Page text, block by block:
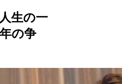
生の一
の争